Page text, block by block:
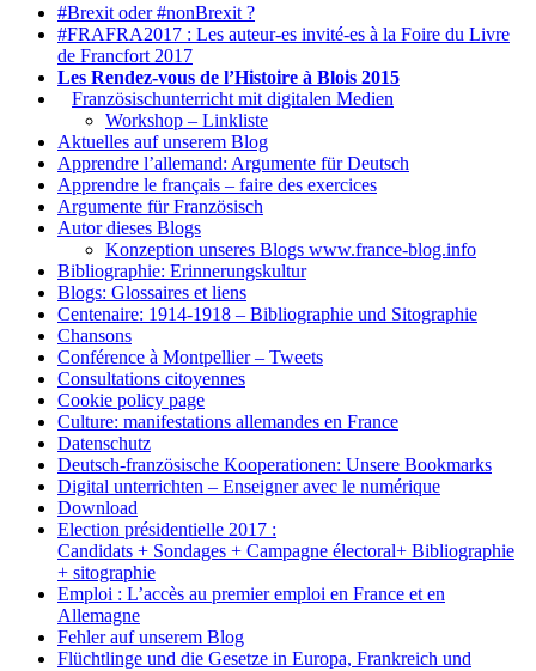
#Brexit oder #nonBrexit ?
#FRAFRA2017 : Les auteur-es invité-es à la Foire du Livre
de Francfort 2017
Les Rendez-vous de l’Histoire à Blois 2015
Französischunterricht mit digitalen Medien
Workshop – Linkliste
Aktuelles auf unserem Blog
Apprendre l’allemand: Argumente für Deutsch
Apprendre le français – faire des exercices
Argumente für Französisch
Autor dieses Blogs
Konzeption unseres Blogs www.france-blog.info
Bibliographie: Erinnerungskultur
Blogs: Glossaires et liens
Centenaire: 1914-1918 – Bibliographie und Sitographie
Chansons
Conférence à Montpellier – Tweets
Consultations citoyennes
Cookie policy page
Culture: manifestations allemandes en France
Datenschutz
Deutsch-französische Kooperationen: Unsere Bookmarks
Digital unterrichten – Enseigner avec le numérique
Download
Election présidentielle 2017 :
Candidats + Sondages + Campagne électoral+ Bibliographie
+ sitographie
Emploi : L’accès au premier emploi en France et en
Allemagne
Fehler auf unserem Blog
Flüchtlinge und die Gesetze in Europa, Frankreich und